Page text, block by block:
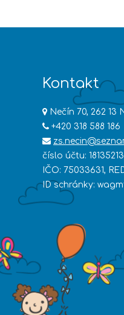
Kontakt
Nečín 70, 262 13
+420 318 588 186
číslo účtu:
IČO: 75033631,
ID schránky: